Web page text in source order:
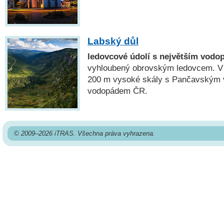
Labský důl
ledovcové údolí s největším
vyhloubený obrovským ledovcem.
200 m vysoké skály s Pančavským
vodopádem ČR.
© 2009–2026 iTRAS. Všechna práva vyhrazena.